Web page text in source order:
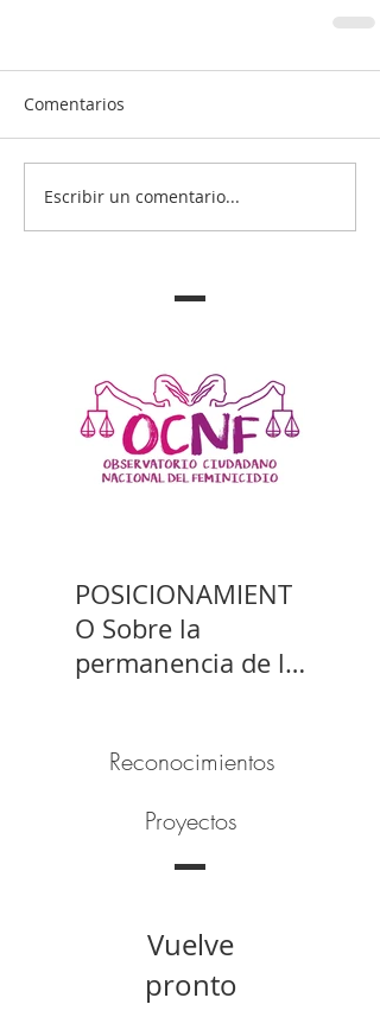
Comentarios
Escribir un comentario...
POSICIONAMIENT
O Sobre la
permanencia de la
Reconocimientos
Proyectos
Vuelve
pronto